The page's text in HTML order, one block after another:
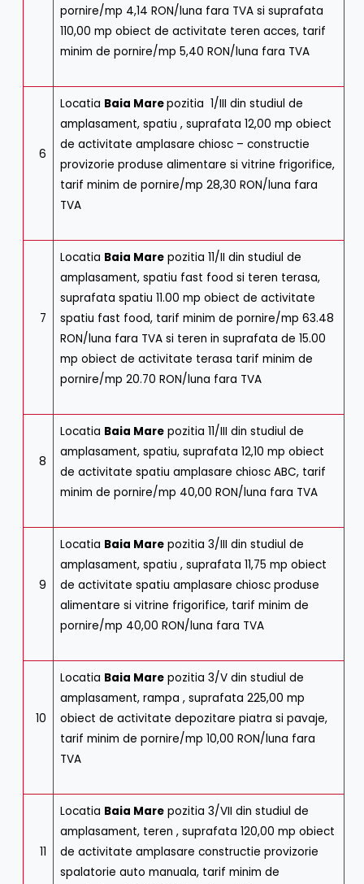
pornire/mp 4,14 RON/luna fara TVA si suprafata
110,00 mp obiect de activitate teren acces, tarif
minim de pornire/mp 5,40 RON/luna fara TVA
6
Locatia Baia Marepozitia 1/III din studiul de
amplasament, spatiu , suprafata 12,00 mp obiect
de activitate amplasare chiosc – constructie
provizorie produse alimentare si vitrine frigorifice,
tarif minim de pornire/mp 28,30 RON/luna fara
TVA
7
Locatia Baia Mare pozitia 11/II din studiul de
amplasament, spatiu fast food si teren terasa,
suprafata spatiu 11.00 mp obiect de activitate
spatiu fast food, tarif minim de pornire/mp 63.48
RON/luna fara TVA si teren in suprafata de 15.00
mp obiect de activitate terasa tarif minim de
pornire/mp 20.70 RON/luna fara TVA
8
Locatia Baia Mare pozitia 11/III din studiul de
amplasament, spatiu, suprafata 12,10 mp obiect
de activitate spatiu amplasare chiosc ABC, tarif
minim de pornire/mp 40,00 RON/luna fara TVA
9
Locatia Baia Mare pozitia 3/III din studiul de
amplasament, spatiu , suprafata 11,75 mp obiect
de activitate spatiu amplasare chiosc produse
alimentare si vitrine frigorifice, tarif minim de
pornire/mp 40,00 RON/luna fara TVA
10
Locatia Baia Mare pozitia 3/V din studiul de
amplasament, rampa , suprafata 225,00 mp
obiect de activitate depozitare piatra si pavaje,
tarif minim de pornire/mp 10,00 RON/luna fara
TVA
11
Locatia Baia Mare pozitia 3/VII din studiul de
amplasament, teren , suprafata 120,00 mp obiect
de activitate amplasare constructie provizorie
spalatorie auto manuala, tarif minim de